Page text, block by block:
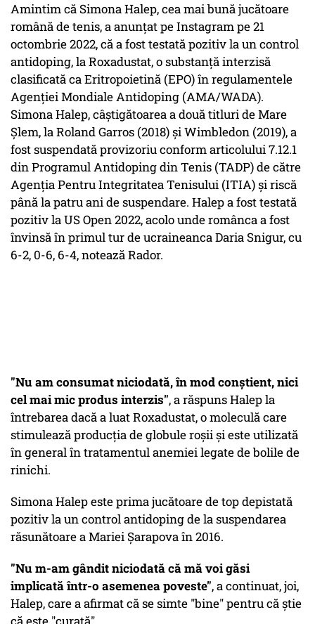
Amintim că Simona Halep, cea mai bună jucătoare
română de tenis, a anunţat pe Instagram pe 21
octombrie 2022, că a fost testată pozitiv la un control
antidoping, la Roxadustat, o substanţă interzisă
clasificată ca Eritropoietină (EPO) în regulamentele
Agenţiei Mondiale Antidoping (AMA/WADA).
Simona Halep, câştigătoarea a două titluri de Mare
Şlem, la Roland Garros (2018) şi Wimbledon (2019), a
fost suspendată provizoriu conform articolului 7.12.1
din Programul Antidoping din Tenis (TADP) de către
Agenţia Pentru Integritatea Tenisului (ITIA) şi riscă
până la patru ani de suspendare. Halep a fost testată
pozitiv la US Open 2022, acolo unde românca a fost
învinsă în primul tur de ucraineanca Daria Snigur, cu
6-2, 0-6, 6-4, notează Rador.
"Nu am consumat niciodată, în mod conştient, nici
cel mai mic produs interzis", a răspuns Halep la
întrebarea dacă a luat Roxadustat, o moleculă care
stimulează producţia de globule roşii şi este utilizată
în general în tratamentul anemiei legate de bolile de
rinichi.
Simona Halep este prima jucătoare de top depistată
pozitiv la un control antidoping de la suspendarea
răsunătoare a Mariei Şarapova în 2016.
"Nu m-am gândit niciodată că mă voi găsi
implicată într-o asemenea poveste", a continuat, joi,
Halep, care a afirmat că se simte "bine" pentru că ştie